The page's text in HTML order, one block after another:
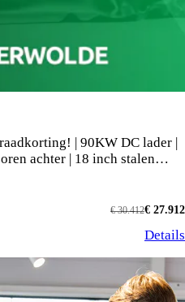
| 90KW DC lader |
achter | 18 inch stalen
€ 27.912
€ 30.412
Details